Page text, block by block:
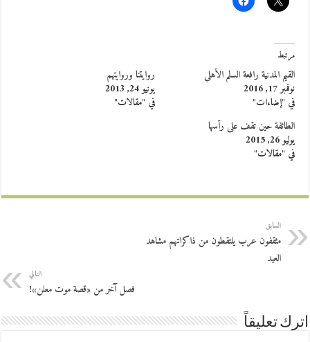
مرتبط
القيم المدنية رافعة السلم الأهلي
نوفمبر 17, 2016
في "إضاءات"
روايتنا وروايتهم
يونيو 24, 2013
في "مقالات"
الطائفة حين تقف على رأسها
يوليو 26, 2015
في "مقالات"
السابق
مثقفون عرب يلتقطون من ذاكراتهم مشاهد
العيد
التالي
فصل آخر من «قصة موت معلن»!
اترك تعليقاً